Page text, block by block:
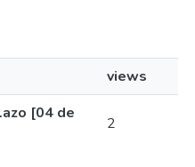
views
[04 de
2